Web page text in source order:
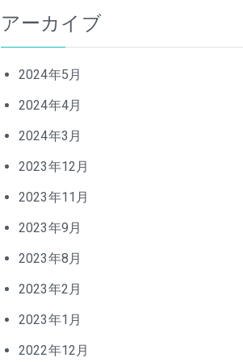
アーカイブ
2024年5月
2024年4月
2024年3月
2023年12月
2023年11月
2023年9月
2023年8月
2023年2月
2023年1月
2022年12月